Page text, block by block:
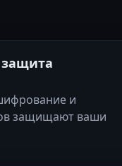
и
защищают ваши